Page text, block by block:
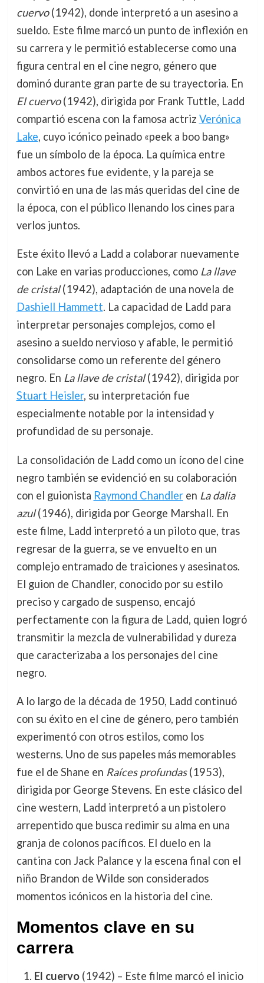
cuervo(1942), donde interpretó a un asesino a
sueldo. Este filme marcó un punto de inflexión en
su carrera y le permitió establecerse como una
figura central en el cine negro, género que
dominó durante gran parte de su trayectoria. En
El cuervo(1942), dirigida por Frank Tuttle, Ladd
compartió escena con la famosa actriz Verónica
Lake, cuyo icónico peinado «peek a boo bang»
fue un símbolo de la época. La química entre
ambos actores fue evidente, y la pareja se
convirtió en una de las más queridas del cine de
la época, con el público llenando los cines para
verlos juntos.
Este éxito llevó a Ladd a colaborar nuevamente
con Lake en varias producciones, como La llave
de cristal(1942), adaptación de una novela de
Dashiell Hammett. La capacidad de Ladd para
interpretar personajes complejos, como el
asesino a sueldo nervioso y afable, le permitió
consolidarse como un referente del género
negro. En La llave de cristal(1942), dirigida por
Stuart Heisler, su interpretación fue
especialmente notable por la intensidad y
profundidad de su personaje.
La consolidación de Ladd como un ícono del cine
negro también se evidenció en su colaboración
con el guionista Raymond Chandleren La dalia
azul(1946), dirigida por George Marshall. En
este filme, Ladd interpretó a un piloto que, tras
regresar de la guerra, se ve envuelto en un
complejo entramado de traiciones y asesinatos.
El guion de Chandler, conocido por su estilo
preciso y cargado de suspenso, encajó
perfectamente con la figura de Ladd, quien logró
transmitir la mezcla de vulnerabilidad y dureza
que caracterizaba a los personajes del cine
negro.
A lo largo de la década de 1950, Ladd continuó
con su éxito en el cine de género, pero también
experimentó con otros estilos, como los
westerns. Uno de sus papeles más memorables
fue el de Shane en Raíces profundas(1953),
dirigida por George Stevens. En este clásico del
cine western, Ladd interpretó a un pistolero
arrepentido que busca redimir su alma en una
granja de colonos pacíficos. El duelo en la
cantina con Jack Palance y la escena final con el
niño Brandon de Wilde son considerados
momentos icónicos en la historia del cine.
Momentos clave en su
carrera
El cuervo(1942) – Este filme marcó el inicio